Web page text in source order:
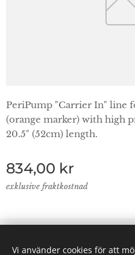
PeriPump "Carrier In" line
(orange marker) with high
20.5" (52cm) length.
834,00 kr
exklusive fraktkostnad
© 2024 Lab Supplies
PO BOX
Vi använder cookies för att